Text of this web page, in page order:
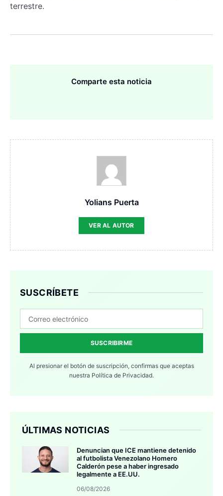
terrestre.
Comparte esta noticia
Yolians Puerta
VER AL AUTOR
SUSCRÍBETE
SUSCRIBIRME
Al presionar el botón de suscripción, confirmas que aceptas
nuestra Política de Privacidad.
ÚLTIMAS NOTICIAS
Denuncian que ICE mantiene detenido
al futbolista Venezolano Homero
Calderón pese a haber ingresado
legalmente a EE.UU.
06/08/2026